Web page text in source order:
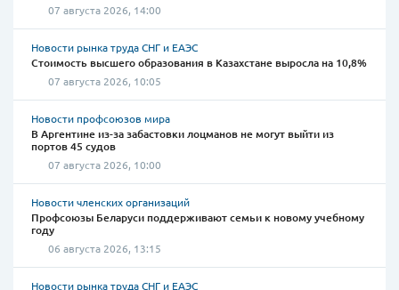
07 августа 2026, 14:00
Новости рынка труда СНГ и ЕАЭС
Стоимость высшего образования в Казахстане выросла на 10,8%
07 августа 2026, 10:05
Новости профсоюзов мира
В Аргентине из-за забастовки лоцманов не могут выйти из
портов 45 судов
07 августа 2026, 10:00
Новости членских организаций
Профсоюзы Беларуси поддерживают семьи к новому учебному
году
06 августа 2026, 13:15
Новости рынка труда СНГ и ЕАЭС